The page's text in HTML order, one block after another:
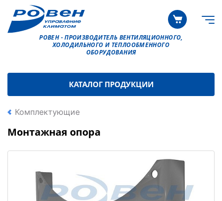
РОВЕН - ПРОИЗВОДИТЕЛЬ ВЕНТИЛЯЦИОННОГО,
ХОЛОДИЛЬНОГО И ТЕПЛООБМЕННОГО
ОБОРУДОВАНИЯ
КАТАЛОГ ПРОДУКЦИИ
Комплектующие
Монтажная опора